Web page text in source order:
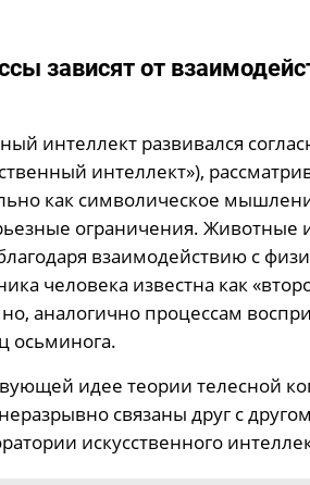
зависят от
интеллект развивался
интеллект»),
как символическое
ограничения. Животные
взаимодействию с
человека известна как
аналогично процессам
осьминога.
идее теории телесной
связаны друг с
искусственного